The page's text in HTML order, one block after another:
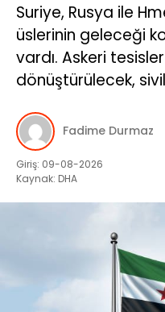
Suriye, Rusya ile
üslerinin geleceği
vardı. Askeri
dönüştürülecek,
Fadime Durmaz
Giriş: 09-08-2026
Kaynak: DHA